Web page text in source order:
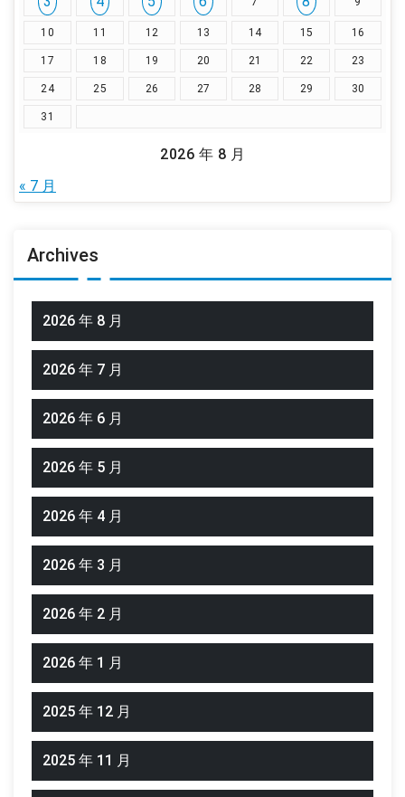
2026 年 8 月
10 11 12 13 14 15 16
17 18 19 20 21 22 23
24 25 26 27 28 29 30
31
« 7 月
Archives
2026 年 8 月
2026 年 7 月
2026 年 6 月
2026 年 5 月
2026 年 4 月
2026 年 3 月
2026 年 2 月
2026 年 1 月
2025 年 12 月
2025 年 11 月